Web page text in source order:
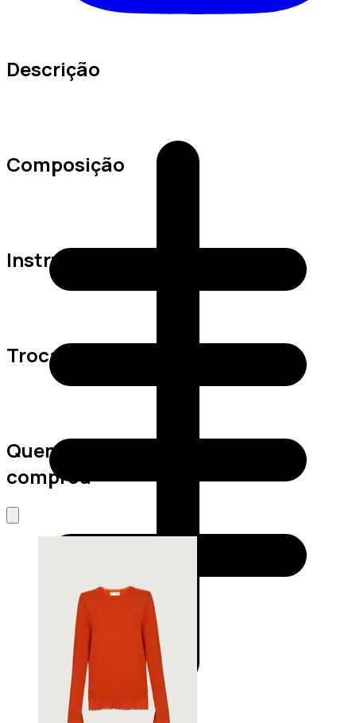
Descrição
Composição
Instruções de Lavagem
Trocas e Devoluções
Quem viu este produto também
comprou